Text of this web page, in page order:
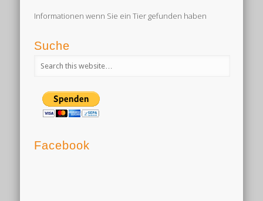
Informationen wenn Sie ein Tier gefunden haben
Suche
Facebook